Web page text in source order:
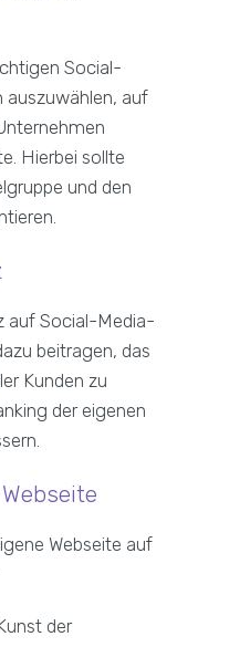
Social-
auf
Hierbei sollte
und den
auf Social-Media-
beitragen, das
Kunden zu
der eigenen
Webseite auf